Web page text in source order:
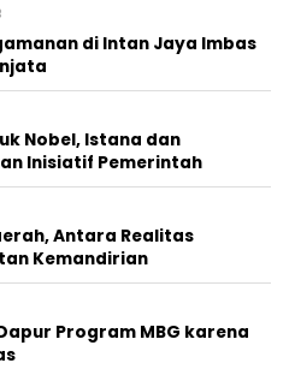
di Intan Jaya Imbas
Nobel, Istana dan
Inisiatif Pemerintah
Antara Realitas
Kemandirian
Program MBG karena